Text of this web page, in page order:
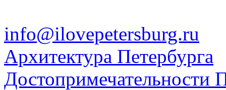
info@ilovepetersburg.ru
Архитектура Петербурга
Достопримечательности